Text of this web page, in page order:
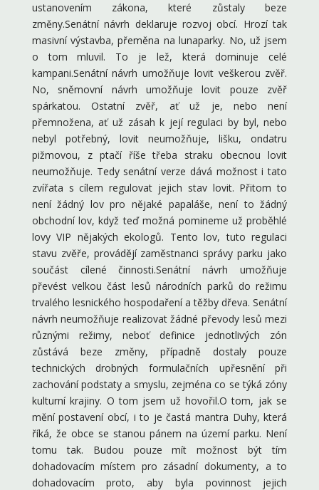
ustanovením zákona, které zůstaly beze
změny.Senátní návrh deklaruje rozvoj obcí. Hrozí tak
masivní výstavba, přeměna na lunaparky. No, už jsem
o tom mluvil. To je lež, která dominuje celé
kampani.Senátní návrh umožňuje lovit veškerou zvěř.
No, sněmovní návrh umožňuje lovit pouze zvěř
spárkatou. Ostatní zvěř, ať už je, nebo není
přemnožena, ať už zásah k její regulaci by byl, nebo
nebyl potřebný, lovit neumožňuje, lišku, ondatru
pižmovou, z ptačí říše třeba straku obecnou lovit
neumožňuje. Tedy senátní verze dává možnost i tato
zvířata s cílem regulovat jejich stav lovit. Přitom to
není žádný lov pro nějaké papaláše, není to žádný
obchodní lov, když teď možná pomineme už proběhlé
lovy VIP nějakých ekologů. Tento lov, tuto regulaci
stavu zvěře, provádějí zaměstnanci správy parku jako
součást cílené činnosti.Senátní návrh umožňuje
převést velkou část lesů národních parků do režimu
trvalého lesnického hospodaření a těžby dřeva. Senátní
návrh neumožňuje realizovat žádné převody lesů mezi
různými režimy, neboť definice jednotlivých zón
zůstává beze změny, případně dostaly pouze
technických drobných formulačních upřesnění při
zachování podstaty a smyslu, zejména co se týká zóny
kulturní krajiny. O tom jsem už hovořil.O tom, jak se
mění postavení obcí, i to je častá mantra Duhy, která
říká, že obce se stanou pánem na území parku. Není
tomu tak. Budou pouze mít možnost být tím
dohadovacím místem pro zásadní dokumenty, a to
dohadovacím proto, aby byla povinnost jejich